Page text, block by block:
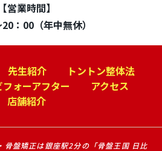
【営業時間】
：00（年中無休）
先生紹介
トントン整体法
フォーアフター
アクセス
店舗紹介
盤矯正は銀座駅2分の「骨盤王国 日比